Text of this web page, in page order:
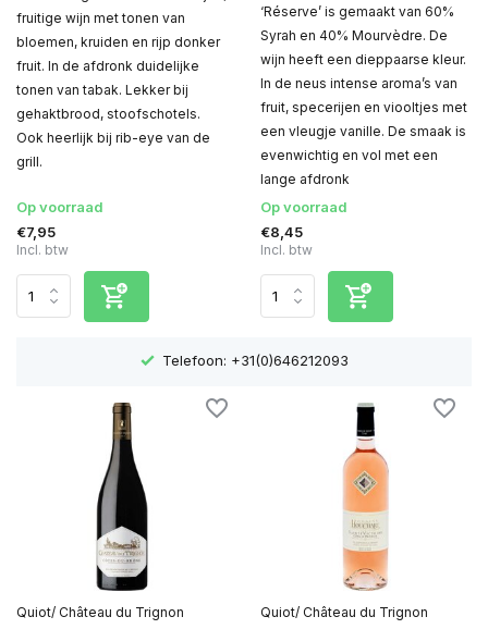
fruitige wijn met tonen van
bloemen, kruiden en rijp donker
fruit. In de afdronk duidelijke
tonen van tabak. Lekker bij
gehaktbrood, stoofschotels.
Ook heerlijk bij rib-eye van de
grill.
Op voorraad
€7,95
Incl. btw
‘Réserve’ is gemaakt van 60%
Syrah en 40% Mourvèdre. De
wijn heeft een dieppaarse kleur.
In de neus intense aroma’s van
fruit, specerijen en viooltjes met
een vleugje vanille. De smaak is
evenwichtig en vol met een
lange afdronk
Op voorraad
€8,45
Incl. btw
Telefoon: +31(0)646212093
Quiot/ Château du Trignon Quiot/ Château du Trignon